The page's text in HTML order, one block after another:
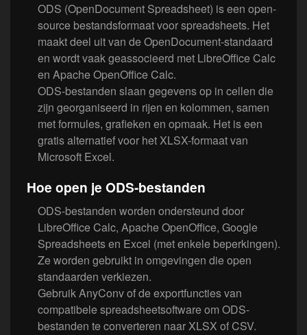
ODS (OpenDocument Spreadsheet) is een open-
source bestandsformaat voor spreadsheets. Het
maakt deel uit van de OpenDocument-standaard
en wordt vaak geassocieerd met LibreOffice Calc
en Apache OpenOffice Calc.
ODS-bestanden slaan gegevens op in cellen die
zijn georganiseerd in rijen en kolommen, samen
met formules, grafieken en opmaak. Het is een
gratis alternatief voor het XLSX-formaat van
Microsoft Excel.
Hoe open je ODS-bestanden
ODS-bestanden worden ondersteund door
LibreOffice Calc, Apache OpenOffice, Google
Spreadsheets en Excel (met enkele beperkingen).
Ze worden gebruikt in omgevingen die open
standaarden verkiezen.
Gebruik AnyConv of de exportfuncties van
compatibele spreadsheetsoftware om ODS-
bestanden te converteren naar XLSX of CSV.